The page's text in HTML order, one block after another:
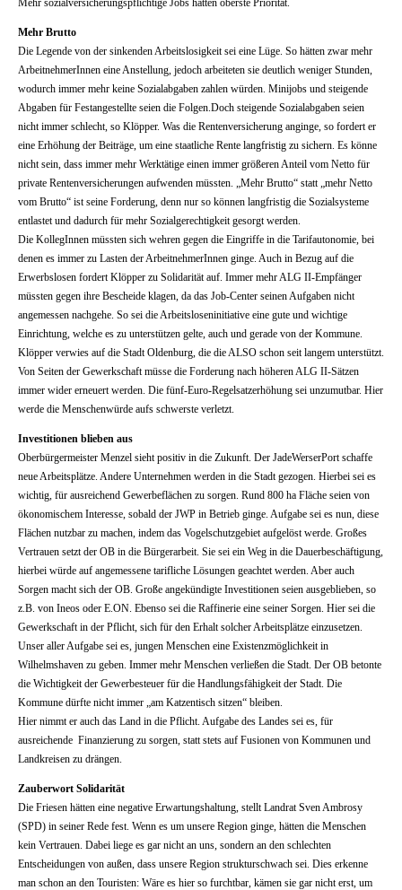
Mehr sozialversicherungspflichtige Jobs hätten oberste Priorität.
Mehr Brutto
Die Legende von der sinkenden Arbeitslosigkeit sei eine Lüge. So hätten zwar mehr
ArbeitnehmerInnen eine Anstellung, jedoch arbeiteten sie deutlich weniger Stunden,
wodurch immer mehr keine Sozialabgaben zahlen würden. Minijobs und steigende
Abgaben für Festangestellte seien die Folgen.Doch steigende Sozialabgaben seien
nicht immer schlecht, so Klöpper. Was die Rentenversicherung anginge, so fordert er
eine Erhöhung der Beiträge, um eine staatliche Rente langfristig zu sichern. Es könne
nicht sein, dass immer mehr Werktätige einen immer größeren Anteil vom Netto für
private Rentenversicherungen aufwenden müssten. „Mehr Brutto“ statt „mehr Netto
vom Brutto“ ist seine Forderung, denn nur so können langfristig die Sozialsysteme
entlastet und dadurch für mehr Sozialgerechtigkeit gesorgt werden.
Die KollegInnen müssten sich wehren gegen die Eingriffe in die Tarifautonomie, bei
denen es immer zu Lasten der ArbeitnehmerInnen ginge. Auch in Bezug auf die
Erwerbslosen fordert Klöpper zu Solidarität auf. Immer mehr ALG II-Empfänger
müssten gegen ihre Bescheide klagen, da das Job-Center seinen Aufgaben nicht
angemessen nachgehe. So sei die Arbeitsloseninitiative eine gute und wichtige
Einrichtung, welche es zu unterstützen gelte, auch und gerade von der Kommune.
Klöpper verwies auf die Stadt Oldenburg, die die ALSO schon seit langem unterstützt.
Von Seiten der Gewerkschaft müsse die Forderung nach höheren ALG II-Sätzen
immer wider erneuert werden. Die fünf-Euro-Regelsatzerhöhung sei unzumutbar. Hier
werde die Menschenwürde aufs schwerste verletzt.
Investitionen blieben aus
Oberbürgermeister Menzel sieht positiv in die Zukunft. Der JadeWerserPort schaffe
neue Arbeitsplätze. Andere Unternehmen werden in die Stadt gezogen. Hierbei sei es
wichtig, für ausreichend Gewerbeflächen zu sorgen. Rund 800 ha Fläche seien von
ökonomischem Interesse, sobald der JWP in Betrieb ginge. Aufgabe sei es nun, diese
Flächen nutzbar zu machen, indem das Vogelschutzgebiet aufgelöst werde. Großes
Vertrauen setzt der OB in die Bürgerarbeit. Sie sei ein Weg in die Dauerbeschäftigung,
hierbei würde auf angemessene tarifliche Lösungen geachtet werden. Aber auch
Sorgen macht sich der OB. Große angekündigte Investitionen seien ausgeblieben, so
z.B. von Ineos oder E.ON. Ebenso sei die Raffinerie eine seiner Sorgen. Hier sei die
Gewerkschaft in der Pflicht, sich für den Erhalt solcher Arbeitsplätze einzusetzen.
Unser aller Aufgabe sei es, jungen Menschen eine Existenzmöglichkeit in
Wilhelmshaven zu geben. Immer mehr Menschen verließen die Stadt. Der OB betonte
die Wichtigkeit der Gewerbesteuer für die Handlungsfähigkeit der Stadt. Die
Kommune dürfte nicht immer „am Katzentisch sitzen“ bleiben.
Hier nimmt er auch das Land in die Pflicht. Aufgabe des Landes sei es, für
ausreichende Finanzierung zu sorgen, statt stets auf Fusionen von Kommunen und
Landkreisen zu drängen.
Zauberwort Solidarität
Die Friesen hätten eine negative Erwartungshaltung, stellt Landrat Sven Ambrosy
(SPD) in seiner Rede fest. Wenn es um unsere Region ginge, hätten die Menschen
kein Vertrauen. Dabei liege es gar nicht an uns, sondern an den schlechten
Entscheidungen von außen, dass unsere Region strukturschwach sei. Dies erkenne
man schon an den Touristen: Wäre es hier so furchtbar, kämen sie gar nicht erst, um